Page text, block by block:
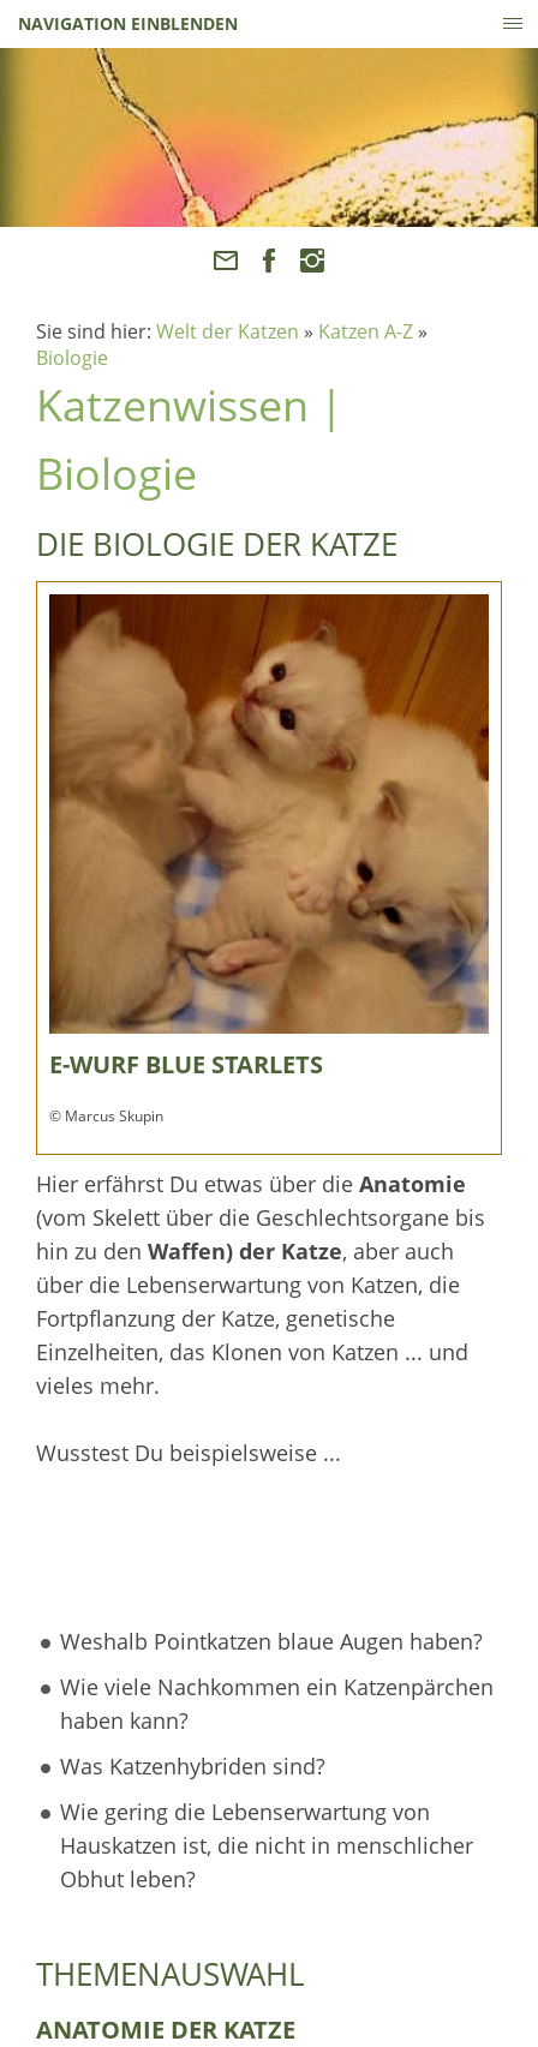
NAVIGATION EINBLENDEN
Sie sind hier: Welt der Katzen » Katzen A-Z »
Biologie
Katzenwissen |
Biologie
DIE BIOLOGIE DER KATZE
E-WURF BLUE STARLETS
© Marcus Skupin
Hier erfährst Du etwas über die Anatomie
(vom Skelett über die Geschlechtsorgane bis
hin zu den Waffen) der Katze, aber auch
über die Lebenserwartung von Katzen, die
Fortpflanzung der Katze, genetische
Einzelheiten, das Klonen von Katzen ... und
vieles mehr.
Wusstest Du beispielsweise ...
Weshalb Pointkatzen blaue Augen haben?
Wie viele Nachkommen ein Katzenpärchen
haben kann?
Was Katzenhybriden sind?
Wie gering die Lebenserwartung von
Hauskatzen ist, die nicht in menschlicher
Obhut leben?
THEMENAUSWAHL
ANATOMIE DER KATZE